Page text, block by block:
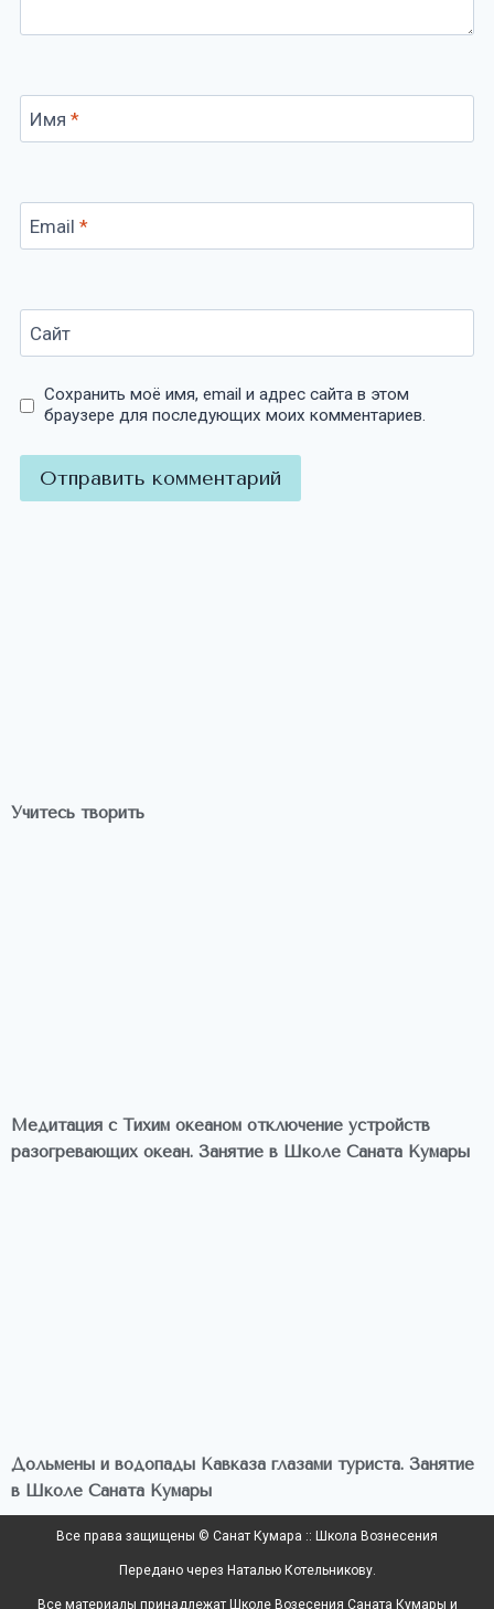
Имя *
Email *
Сайт
Сохранить моё имя, email и адрес сайта в этом
браузере для последующих моих комментариев.
Учитесь творить
Медитация с Тихим океаном отключение устройств
разогревающих океан. Занятие в Школе Саната Кумары
Дольмены и водопады Кавказа глазами туриста. Занятие
в Школе Саната Кумары
Все права защищены © Санат Кумара :: Школа Вознесения
Передано через Наталью Котельникову.
Все материалы принадлежат Школе Возесения Саната Кумары и